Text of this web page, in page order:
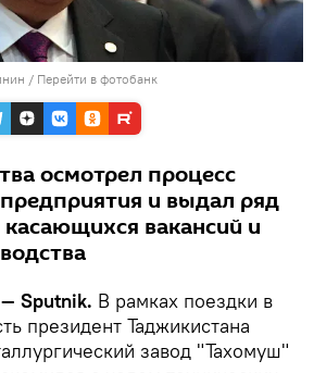
/ Перейти в фотобанк
осмотрел процесс
и выдал ряд
вакансий и
Sputnik. В рамках поездки в
президент Таджикистана
завод "Тахомуш"